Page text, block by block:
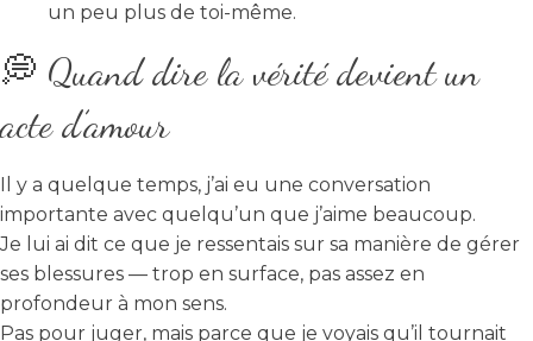
un peu plus de toi-même.
💭 Quand dire la vérité devient un
acte d’amour
Il y a quelque temps, j’ai eu une conversation
importante avec quelqu’un que j’aime beaucoup.
Je lui ai dit ce que je ressentais sur sa manière de gérer
ses blessures — trop en surface, pas assez en
profondeur à mon sens.
Pas pour juger, mais parce que je voyais qu’il tournait